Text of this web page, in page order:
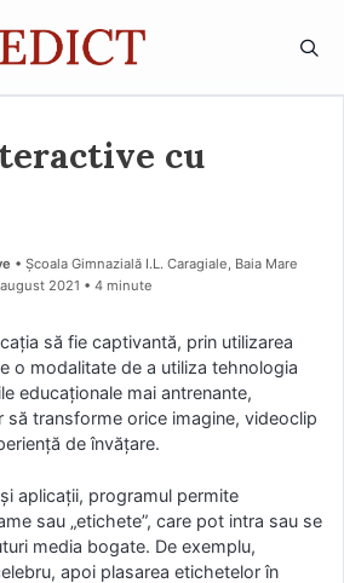
cu
• Școala Gimnazială I.L. Caragiale, Baia Mare
2021 • 4 minute
să fie captivantă, prin utilizarea
o modalitate de a utiliza tehnologia
educaționale mai antrenante,
transforme orice imagine, videoclip
de învățare.
aplicații, programul permite
sau „etichete”, care pot intra sau se
media bogate. De exemplu,
apoi plasarea etichetelor în